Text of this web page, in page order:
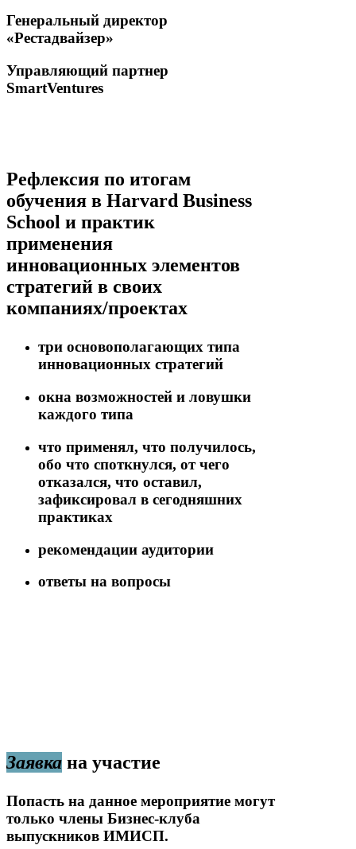
Генеральный директор
«Рестадвайзер»
Управляющий партнер
SmartVentures
Рефлексия по итогам
обучения в Harvard Business
School и практик
применения
инновационных элементов
стратегий в своих
компаниях/проектах
три основополагающих типа
инновационных стратегий
окна возможностей и ловушки
каждого типа
что применял, что получилось,
обо что споткнулся, от чего
отказался, что оставил,
зафиксировал в сегодняшних
практиках
рекомендации аудитории
ответы на вопросы
Заявка на участие
Попасть на данное мероприятие могут
только члены Бизнес-клуба
выпускников ИМИСП.